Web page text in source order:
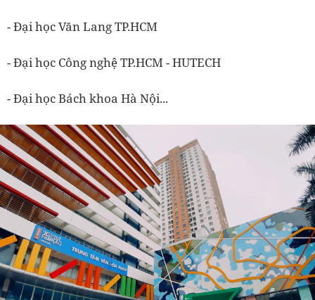
- Đại học Văn Lang TP.HCM
- Đại học Công nghệ TP.HCM - HUTECH
- Đại học Bách khoa Hà Nội...